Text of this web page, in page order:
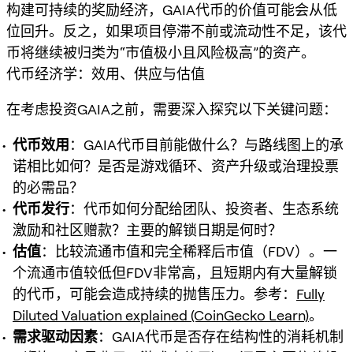
构建可持续的奖励经济，GAIA代币的价值可能会从低
位回升。反之，如果项目停滞不前或流动性不足，该代
币将继续被归类为“市值极小且风险极高”的资产。
代币经济学：效用、供应与估值
在考虑投资GAIA之前，需要深入探究以下关键问题：
代币效用 ：GAIA代币目前能做什么？与路线图上的承
诺相比如何？是否是游戏循环、资产升级或治理投票
的必需品？
代币发行：代币如何分配给团队、投资者、生态系统
激励和社区赠款？主要的解锁日期是何时？
估值：比较流通市值和完全稀释后市值（FDV）。一
个流通市值较低但FDV非常高，且短期内有大量解锁
的代币，可能会造成持续的抛售压力。参考： Fully
Diluted Valuation explained (CoinGecko Learn)。
需求驱动因素：GAIA代币是否存在结构性的消耗机制